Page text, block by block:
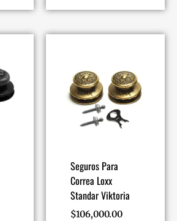
Seguros Para
Correa Loxx
Standar Viktoria
$106,000.00